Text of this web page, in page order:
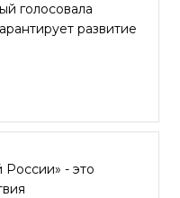
голосовала
развитие
- это